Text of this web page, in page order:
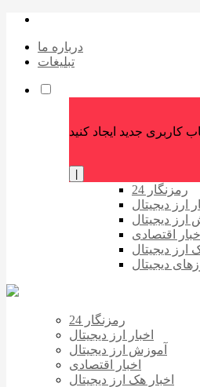
درباره ما
تبلیغات
رمزنگار 24
ارز دیجیتال
ارز دیجیتال
اخبار اقتصادی
ارز دیجیتال
دیجیتال
رمزنگار 24
اخبار ارز دیجیتال
آموزش ارز دیجیتال
اخبار اقتصادی
اخبار هک ارز دیجیتال